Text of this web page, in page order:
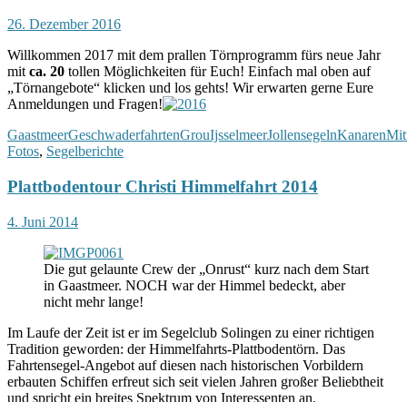
26. Dezember 2016
Willkommen 2017 mit dem prallen Törnprogramm fürs neue Jahr
mitca. 20 tollen Möglichkeiten für Euch! Einfach mal oben auf
„Törnangebote“ klicken und los gehts! Wir erwarten gerne Eure
Anmeldungen und Fragen!
GaastmeerGeschwaderfahrtenGrouIjsselmeerJollensegelnKanaren
Fotos, Segelberichte
Plattbodentour Christi Himmelfahrt 2014
4. Juni 2014
Die gut gelaunte Crew der „Onrust“ kurz nach dem Start
in Gaastmeer. NOCH war der Himmel bedeckt, aber
nicht mehr lange!
Im Laufe der Zeit ist er im Segelclub Solingen zu einer richtigen
Tradition geworden: der Himmelfahrts-Plattbodentörn. Das
Fahrtensegel-Angebot auf diesen nach historischen Vorbildern
erbauten Schiffen erfreut sich seit vielen Jahren großer Beliebtheit
und spricht ein breites Spektrum von Interessenten an.